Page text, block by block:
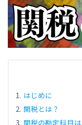
はじめに
関税とは？
関税の勘定科目は